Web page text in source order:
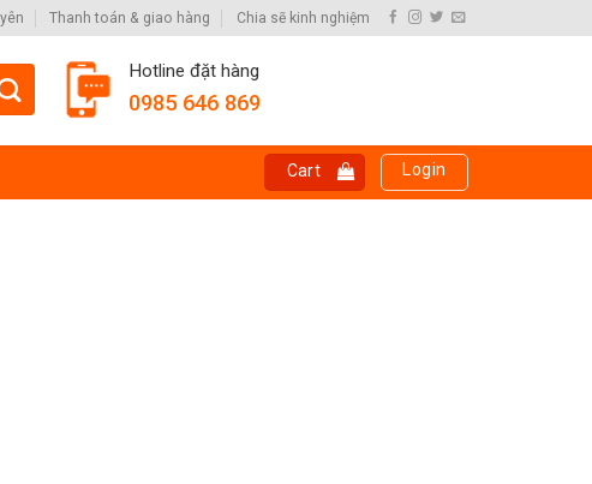
Thanh toán & giao hàng Chia sẽ kinh nghiệm
Hotline đặt hàng
0985 646 869
Cart Login